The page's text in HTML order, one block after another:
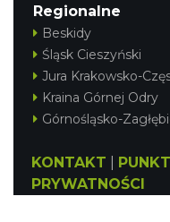
Regionalne
Beskidy
Śląsk Cieszyński
Jura Krakowsko-
Kraina Górnej Odry
Górnośląsko-
KONTAKT
PRYWATNOŚCI